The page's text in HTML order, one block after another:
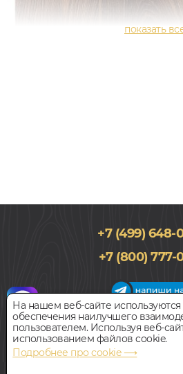
194x1292, 8мм
33 класс, Дуб,
Цена за 1 м²
БЫСТРЫЙ ЗАКАЗ
+7 (499) 648-
+7 (800) 777-
График работы
Пн-Вс с 09:00 до
Наш адрес:127018,
ул.Складочная, д.1,
На нашем веб-сайте
обеспечения наилучшего
пользователем. Используя веб-
использованием файлов cookie.
Подробнее про cookie ⟶